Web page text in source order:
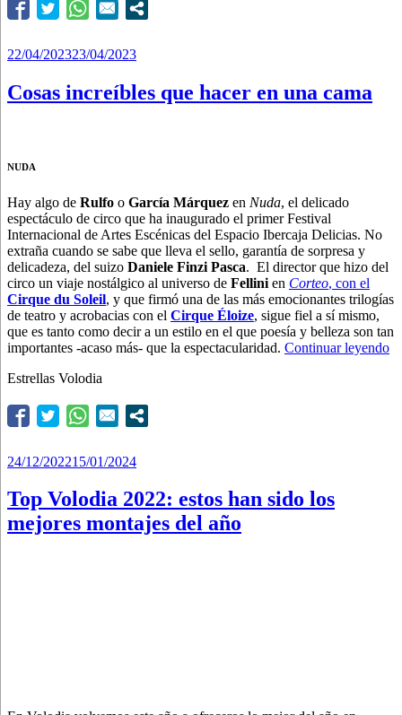
los
mejores
del
Publicado
22/04/202323/04/2023
Cosas increíbles que hacer en una cama
NUDA
Hay algo de Rulfo o García Márquez en Nuda, el delicado
espectáculo de circo que ha inaugurado el primer Festival
Internacional de Artes Escénicas del Espacio Ibercaja Delicias. No
extraña cuando se sabe que lleva el sello, garantía de sorpresa y
delicadeza, del suizo Daniele Finzi Pasca. El director que hizo del
circo un viaje nostálgico al universo de Fellini en Corteo, con el
Cirque du Soleil, y que firmó una de las más emocionantes trilogías
de teatro y acrobacias con el Cirque Éloize, sigue fiel a sí mismo,
que es tanto como decir a un estilo en el que poesía y belleza son tan
importantes -acaso más- que la espectacularidad. Continuar leyendo
Estrellas Volodia
Publicado
24/12/202215/01/2024
Top Volodia 2022: estos han sido los
mejores montajes del año